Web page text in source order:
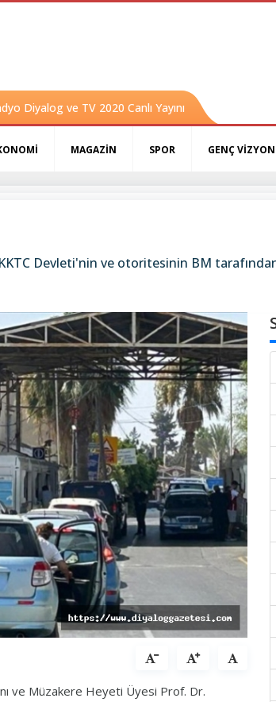
Diyalog ve TV 2020 Canlı Yayını
MAGAZİN SPOR GENÇ VİZYON
Devleti'nin ve otoritesinin BM
ve Müzakere Heyeti Üyesi Prof. Dr.